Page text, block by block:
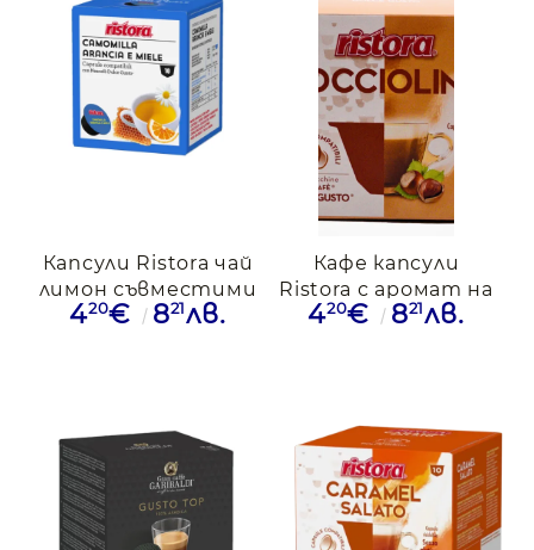
Капсули Ristora чай
лимон съвместими
с Dolce Gusto, 10бр.
420€ 821лв.
Кафе капсули
Ristora с аромат на
лешник
420€ 821лв.